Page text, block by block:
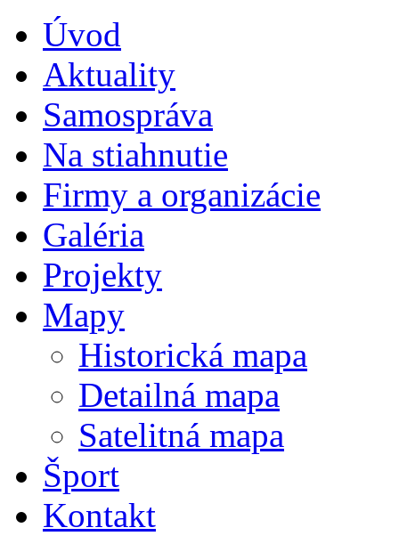
Úvod
Aktuality
Samospráva
Na stiahnutie
Firmy a organizácie
Galéria
Projekty
Mapy
Historická mapa
Detailná mapa
Satelitná mapa
Šport
Kontakt